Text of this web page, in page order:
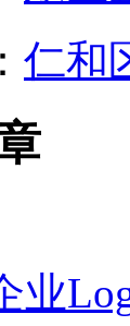
仁和
业